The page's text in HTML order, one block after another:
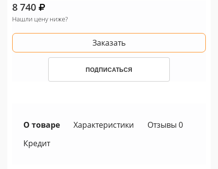
8 740
Нашли цену ниже?
Заказать
ПОДПИСАТЬСЯ
О товаре Характеристики
Отзывы 0
Кредит